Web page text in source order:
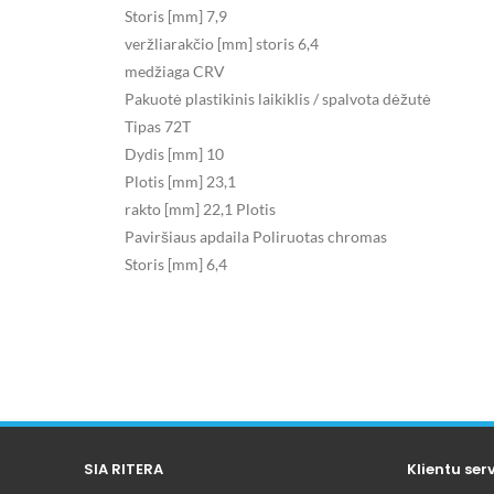
Storis [mm] 7,9
veržliarakčio [mm] storis 6,4
medžiaga CRV
Pakuotė plastikinis laikiklis / spalvota dėžutė
Tipas 72T
Dydis [mm] 10
Plotis [mm] 23,1
rakto [mm] 22,1 Plotis
Paviršiaus apdaila Poliruotas chromas
Storis [mm] 6,4
SIA RITERA Klientu